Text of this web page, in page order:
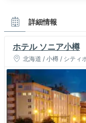
詳細情報
ホテル ソニア小樽
北海道 / 小樽 / シティ